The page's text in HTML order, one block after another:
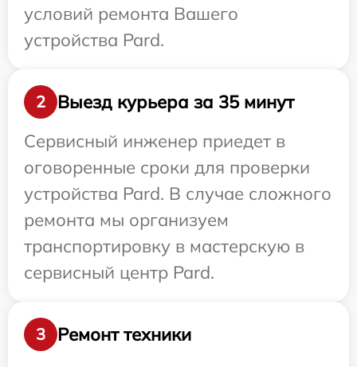
условий ремонта Вашего
устройства Pard.
2
Выезд курьера за 35 минут
Сервисный инженер приедет в
оговоренные сроки для проверки
устройства Pard. В случае сложного
ремонта мы организуем
транспортировку в мастерскую в
сервисный центр Pard.
3
Ремонт техники